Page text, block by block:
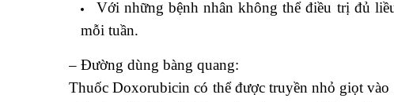
Với những bệnh nhân không thể điều trị đủ
mỗi tuần.
– Đường dùng bàng quang:
Thuốc Doxorubicin có thể được truyền nhỏ giọt vào